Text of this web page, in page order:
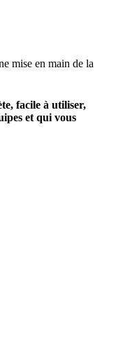
mise en main de la
facile à utiliser,
et qui vous